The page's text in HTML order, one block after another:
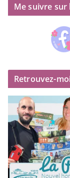
Me suivre sur
Retrouvez-